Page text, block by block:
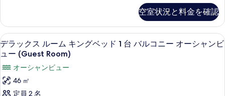
表
示
す
る
オ
ー
シ
ャ
ン
ビ
ー
ー
シ
ャ
ン
ビ
ュ
ー
グ
ベ
ッ
1
台
ス
ル
ー
ム
キ
ン
グ
ベ
空室状況と料金を確認
デ
ラ
ッ
ク
ス
個別の浴槽とシャワー、深めの浴槽
6
デラックス ルーム キングベッド 1 台 バルコニー オーシャンビ
ュー (Guest Room)
オーシャンビュー
46 ㎡
定員 2 名